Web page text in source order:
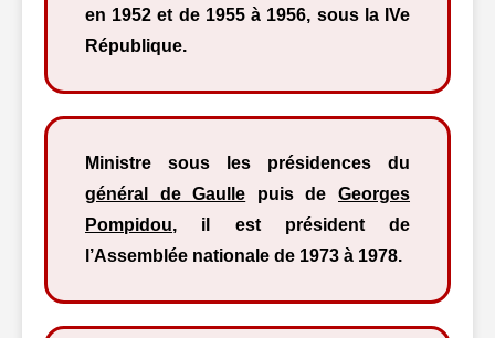
en 1952 et de 1955 à 1956, sous la IVe
République.
Ministre sous les présidences du
général de Gaulle puis deGeorges
Pompidou, il est président de
l’Assemblée nationale de 1973 à 1978.